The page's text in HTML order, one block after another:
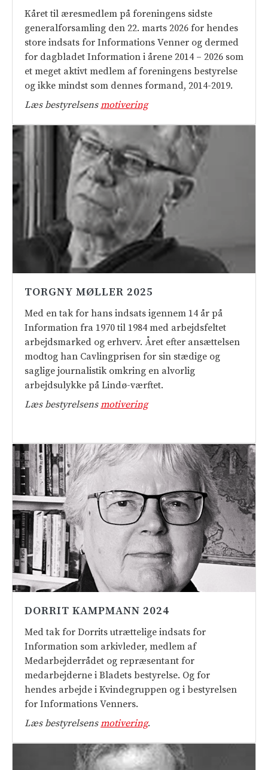
Kåret til æresmedlem på foreningens sidste
generalforsamling den 22. marts 2026 for hendes
store indsats for Informations Venner og dermed
for dagbladet Information i årene 2014 – 2026 som
et meget aktivt medlem af foreningens bestyrelse
og ikke mindst som dennes formand, 2014-2019.
Læs bestyrelsensmotivering
TORGNY MØLLER 2025
Med en tak for hans indsats igennem 14 år på
Information fra 1970 til 1984 med arbejdsfeltet
arbejdsmarked og erhverv. Året efter ansættelsen
modtog han Cavlingprisen for sin stædige og
saglige journalistik omkring en alvorlig
arbejdsulykke på Lindø-værftet.
Læs bestyrelsensmotivering
DORRIT KAMPMANN 2024
Med tak for Dorrits utrættelige indsats for
Information som arkivleder, medlem af
Medarbejderrådet og repræsentant for
medarbejderne i Bladets bestyrelse. Og for
hendes arbejde i Kvindegruppen og i bestyrelsen
for Informations Venners.
Læs bestyrelsensmotivering.